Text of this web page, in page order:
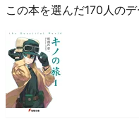
この本を選んだ170人の